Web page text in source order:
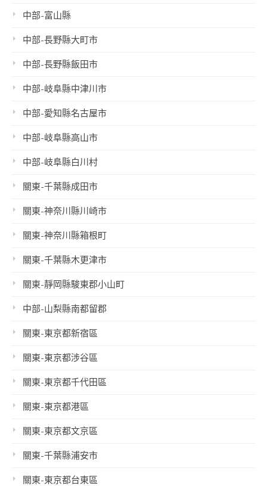
中部-富山縣
中部-長野縣大町市
中部-長野縣飯田市
中部-岐阜縣中津川市
中部-愛知縣名古屋市
中部-岐阜縣高山市
中部-岐阜縣白川村
關東-千葉縣成田市
關東-神奈川縣川崎市
關東-神奈川縣箱根町
關東-千葉縣木更津市
關東-靜岡縣駿東郡小山町
中部-山梨縣南都留郡
關東-東京都新宿區
關東-東京都涉谷區
關東-東京都千代田區
關東-東京都港區
關東-東京都文京區
關東-千葉縣浦安市
關東-東京都台東區